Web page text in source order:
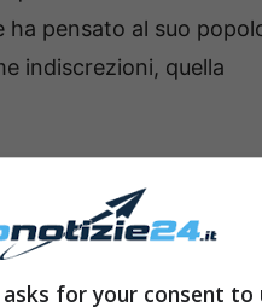
ha pensato al suo
indiscrezioni, quella
rendere il
il suo popolo
for your consent to